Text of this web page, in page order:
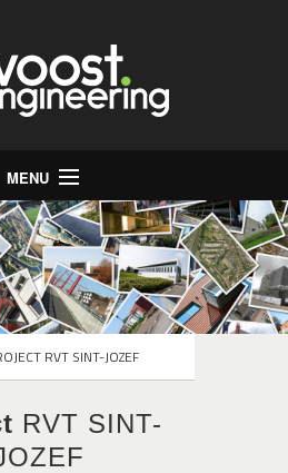
MENU
RVT SINT-JOZEF
RVT SINT-